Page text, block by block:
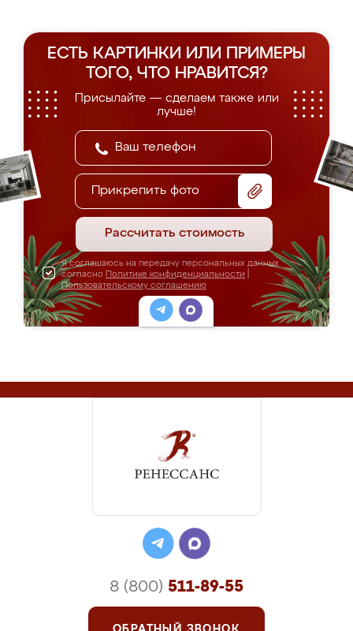
ЕСТЬ КАРТИНКИ ИЛИ ПРИМЕРЫ
ТОГО, ЧТО НРАВИТСЯ?
Присылайте — сделаем также или
лучше!
Прикрепить фото
Рассчитать стоимость
Я соглашаюсь на передачу персональных данных
согласно Политике конфиденциальности
Пользовательскому соглашению
8 (800) 511-89-55